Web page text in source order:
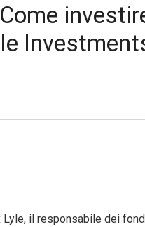
Lyle, il responsabile dei